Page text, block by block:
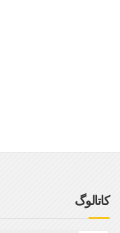
کاتالوگ